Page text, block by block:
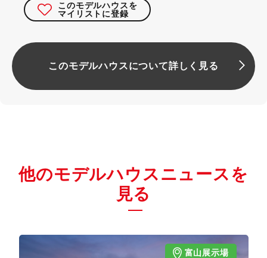
このモデルハウスを
マイリストに登録
このモデルハウスについて詳しく見る
他のモデルハウスニュースを
見る
富山展示場